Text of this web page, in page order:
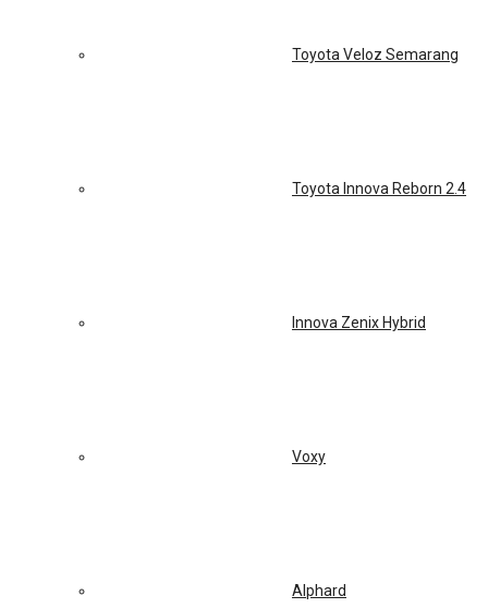
Toyota Veloz Semarang
Toyota Innova Reborn 2.4
Innova Zenix Hybrid
Voxy
Alphard